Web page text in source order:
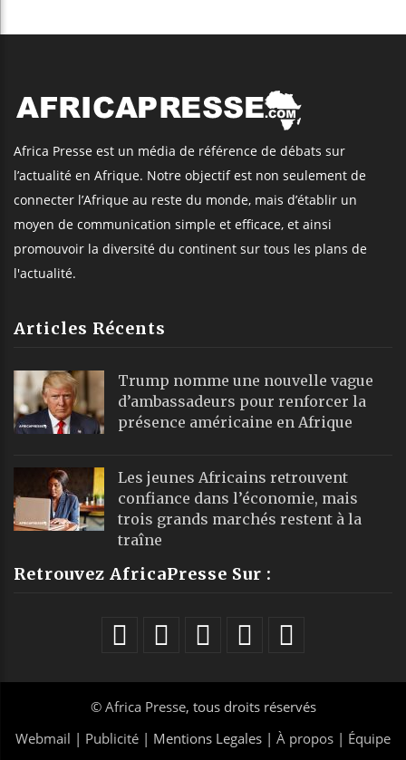
Africa Presse est un média de référence de débats sur
l’actualité en Afrique. Notre objectif est non seulement de
connecter l’Afrique au reste du monde, mais d’établir un
moyen de communication simple et efficace, et ainsi
promouvoir la diversité du continent sur tous les plans de
l'actualité.
Articles Récents
Trump nomme une nouvelle vague
d’ambassadeurs pour renforcer la
présence américaine en Afrique
Les jeunes Africains retrouvent
confiance dans l’économie, mais
trois grands marchés restent à la
traîne
Retrouvez AfricaPresse Sur :
© Africa Presse, tous droits réservés
Webmail | Publicité | Mentions Legales | À propos | Équipe